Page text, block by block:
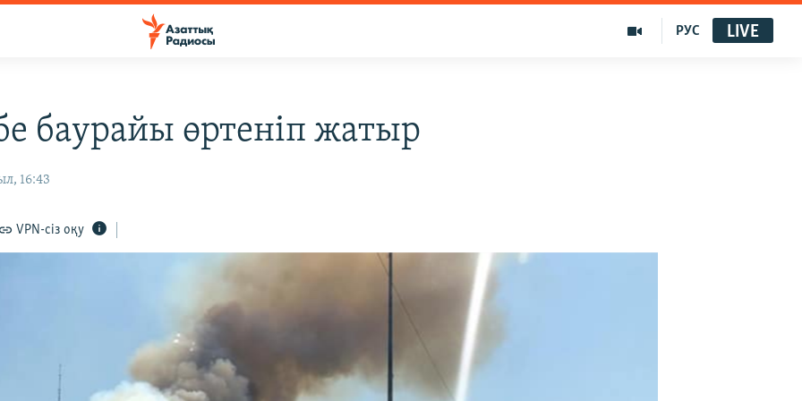
РУС LIVE
баурайы өртеніп жатыр
16:43
VPN-сіз оқу